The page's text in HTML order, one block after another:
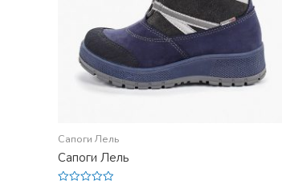
Сапоги Лель
Сапоги Лель